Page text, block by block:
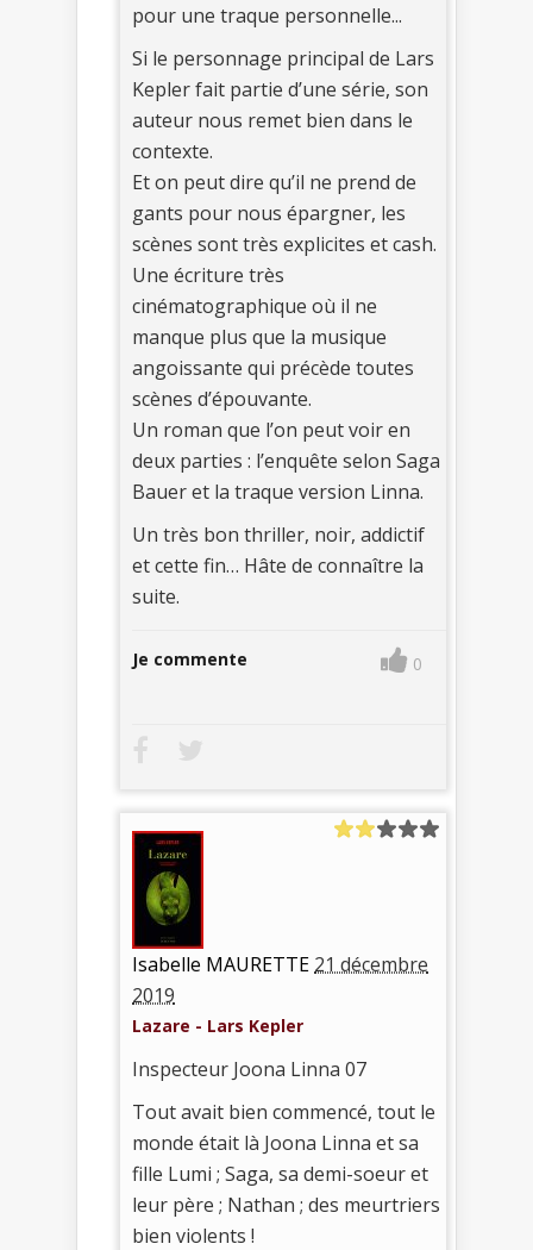
pour une traque personnelle...
Si le personnage principal de Lars
Kepler fait partie d’une série, son
auteur nous remet bien dans le
contexte.
Et on peut dire qu’il ne prend de
gants pour nous épargner, les
scènes sont très explicites et cash.
Une écriture très
cinématographique où il ne
manque plus que la musique
angoissante qui précède toutes
scènes d’épouvante.
Un roman que l’on peut voir en
deux parties : l’enquête selon Saga
Bauer et la traque version Linna.
Un très bon thriller, noir, addictif
et cette fin… Hâte de connaître la
suite.
Je commente 0
Isabelle MAURETTE 21 décembre
2019
Lazare - Lars Kepler
Inspecteur Joona Linna 07
Tout avait bien commencé, tout le
monde était là Joona Linna et sa
fille Lumi ; Saga, sa demi-soeur et
leur père ; Nathan ; des meurtriers
bien violents !